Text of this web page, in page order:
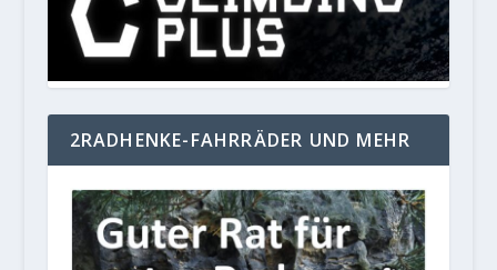
2RADHENKE-FAHRRÄDER UND MEHR